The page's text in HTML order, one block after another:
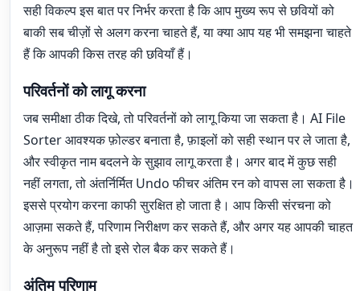
सही विकल्प इस बात पर निर्भर करता है कि आप मुख्य रूप से छवियों को
बाकी सब चीज़ों से अलग करना चाहते हैं, या क्या आप यह भी समझना चाहते
हैं कि आपकी किस तरह की छवियाँ हैं।
परिवर्तनों को लागू करना
जब समीक्षा ठीक दिखे, तो परिवर्तनों को लागू किया जा सकता है। AI File
Sorter आवश्यक फ़ोल्डर बनाता है, फ़ाइलों को सही स्थान पर ले जाता है,
और स्वीकृत नाम बदलने के सुझाव लागू करता है। अगर बाद में कुछ सही
नहीं लगता, तो अंतर्निर्मित Undo फीचर अंतिम रन को वापस ला सकता है।
इससे प्रयोग करना काफी सुरक्षित हो जाता है। आप किसी संरचना को
आज़मा सकते हैं, परिणाम निरीक्षण कर सकते हैं, और अगर यह आपकी चाहत
के अनुरूप नहीं है तो इसे रोल बैक कर सकते हैं।
अंतिम परिणाम